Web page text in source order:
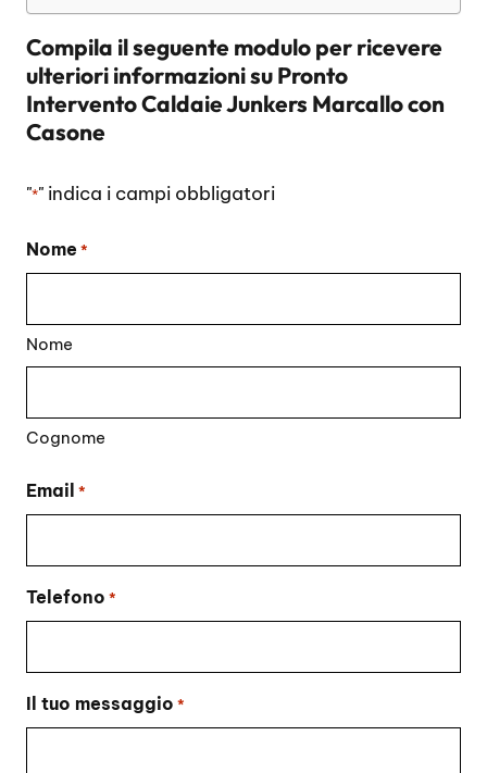
Compila il seguente modulo per ricevere
ulteriori informazioni suPronto
Intervento Caldaie Junkers Marcallo con
Casone
"*" indica i campi obbligatori
Nome *
Nome
Cognome
Email *
Telefono *
Il tuo messaggio *